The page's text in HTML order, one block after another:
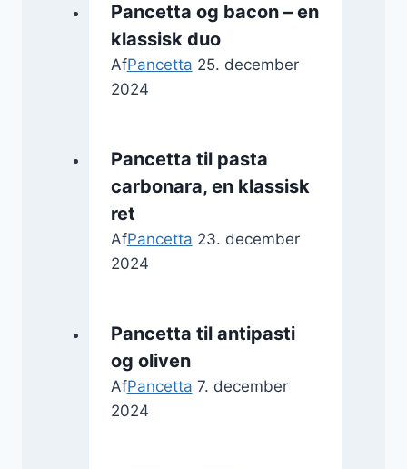
Pancetta og bacon – en
klassisk duo
AfPancetta 25. december
2024
Pancetta til pasta
carbonara, en klassisk
ret
AfPancetta 23. december
2024
Pancetta til antipasti
og oliven
AfPancetta 7. december
2024